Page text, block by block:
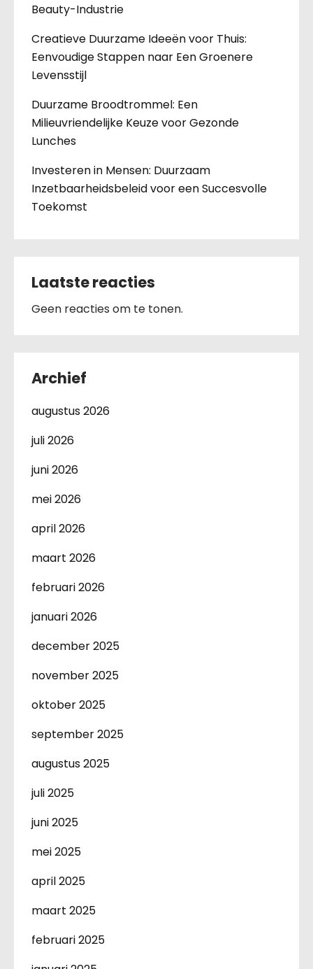
Beauty-Industrie
Creatieve Duurzame Ideeën voor Thuis:
Eenvoudige Stappen naar Een Groenere
Levensstijl
Duurzame Broodtrommel: Een
Milieuvriendelijke Keuze voor Gezonde
Lunches
Investeren in Mensen: Duurzaam
Inzetbaarheidsbeleid voor een Succesvolle
Toekomst
Laatste reacties
Geen reacties om te tonen.
Archief
augustus 2026
juli 2026
juni 2026
mei 2026
april 2026
maart 2026
februari 2026
januari 2026
december 2025
november 2025
oktober 2025
september 2025
augustus 2025
juli 2025
juni 2025
mei 2025
april 2025
maart 2025
februari 2025